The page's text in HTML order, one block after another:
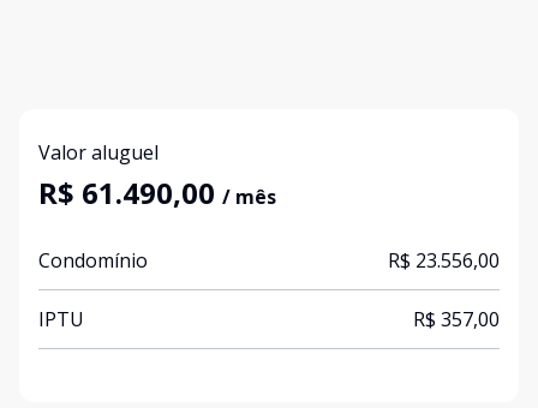
Valor aluguel
R$ 61.490,00 / mês
Condomínio R$ 23.556,00
IPTU R$ 357,00